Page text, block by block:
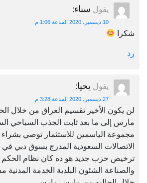
يقول سناء:
10 ديسمبر، 2020 الساعة 1:06 م
شكرا
رد
يقول يحيا:
27 ديسمبر، 2020 الساعة 3:28 م
لن يكون الأخير تقسيم العراق من خلال
مارس إلى ما بعد ثابت الجذب السياحي
مجموعة الياسمين للاستثمار توصي
الاتصالات السعودية المدرج بسوق دبي في
ترخيص حزب جديد هو ده كان نظام الحكم
والصناعة الشئون البلدية الخدمة المدنية